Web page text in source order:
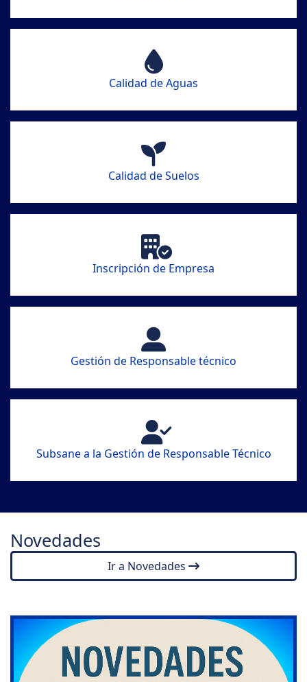
Calidad de Aguas
Calidad de Suelos
Inscripción de Empresa
Gestión de Responsable técnico
Subsane a la Gestión de Responsable Técnico
Novedades
Ir a Novedades